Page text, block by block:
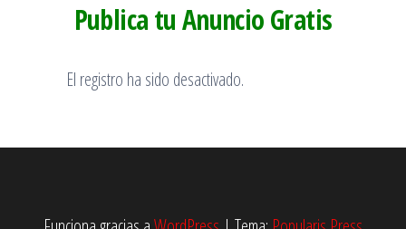
Publica tu Anuncio Gratis
El registro ha sido desactivado.